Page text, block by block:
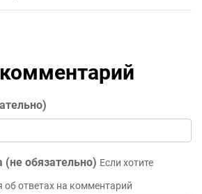
(не обязательно) Если хотите
об ответах на комментарий